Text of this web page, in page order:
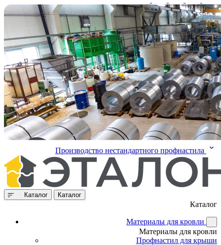
Производство нестандартного профнастила
Каталог Каталог
Каталог
Материалы для кровли
Материалы для кровли
Профнастил для крыши